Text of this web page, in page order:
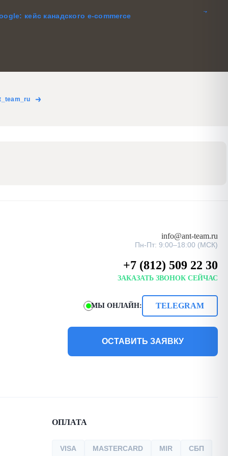
кейс канадского e-commerce
info@ant-team.ru
Пн-Пт: 9:00–18:00 (МСК)
+7 (812) 509 22 30
ЗАКАЗАТЬ ЗВОНОК СЕЙЧАС
МЫ ОНЛАЙН: TELEGRAM
ОСТАВИТЬ ЗАЯВКУ
ОПЛАТА
VISA MASTERCARD MIR СБП